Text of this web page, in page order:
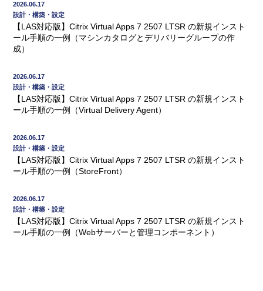
2026.06.17
設計・構築・設定
【LAS対応版】Citrix Virtual Apps 7 2507 LTSR の新規インスト
ール手順の一例（マシンカタログとデリバリーグループの作
成）
2026.06.17
設計・構築・設定
【LAS対応版】Citrix Virtual Apps 7 2507 LTSR の新規インスト
ール手順の一例（Virtual Delivery Agent）
2026.06.17
設計・構築・設定
【LAS対応版】Citrix Virtual Apps 7 2507 LTSR の新規インスト
ール手順の一例（StoreFront）
2026.06.17
設計・構築・設定
【LAS対応版】Citrix Virtual Apps 7 2507 LTSR の新規インスト
ール手順の一例（Webサーバーと管理コンポーネント）